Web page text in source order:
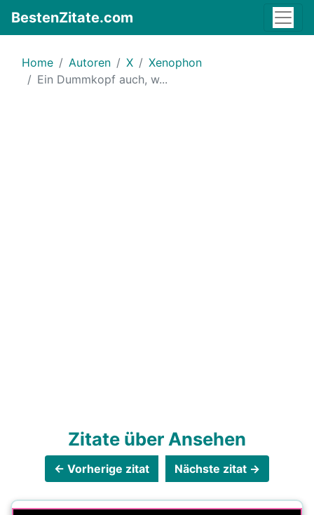
BestenZitate.com
Home Autoren X
Xenophon
Ein Dummkopf auch, w...
Zitate über Ansehen
← Vorherige zitat Nächste zitat →